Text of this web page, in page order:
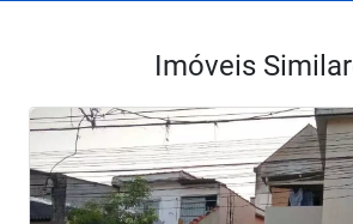
Imóveis
<<<<